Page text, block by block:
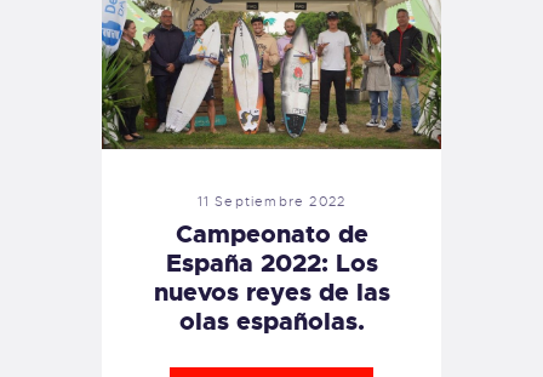
11 Septiembre 2022
Campeonato de
España 2022: Los
nuevos reyes de las
olas españolas.